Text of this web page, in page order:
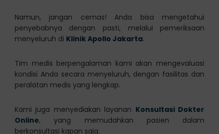
Namun, jangan cemas! Anda bisa mengetahui
penyebabnya dengan pasti, melalui pemeriksaan
menyeluruh di Klinik Apollo Jakarta.
Tim medis berpengalaman kami akan mengevaluasi
kondisi Anda secara menyeluruh, dengan fasilitas dan
peralatan medis yang lengkap.
Kami juga menyediakan layanan Konsultasi Dokter
Online, yang memudahkan pasien dalam
berkonsultasi kapan saja.